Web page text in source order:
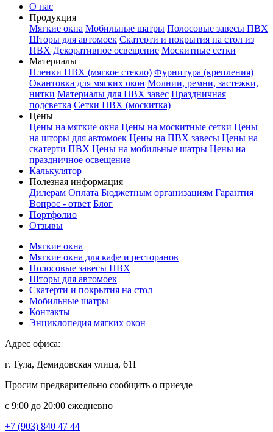
О нас
Продукция
Мягкие окна Мобильные шатры Полосовые завесы ПВХ
Шторы для автомоек Скатерти и покрытия на стол из
ПВХ Декоративное освещение Москитные сетки
Материалы
Пленки ПВХ (мягкое стекло) Фурнитура (крепления)
Окантовка для мягких окон Молнии, ремни, застежки,
нитки Материалы для ПВХ завес Праздничная
подсветка Сетки ПВХ (москитка)
Цены
Цены на мягкие окна Цены на москитные сетки Цены
на шторы для автомоек Цены на ПВХ завесы Цены на
скатерти ПВХ Цены на мобильные шатры Цены на
праздничное освещение
Калькулятор
Полезная информация
Дилерам Оплата Бюджетным организациям Гарантия
Вопрос - ответ Блог
Портфолио
Отзывы
Мягкие окна
Мягкие окна для кафе и ресторанов
Полосовые завесы ПВХ
Шторы для автомоек
Скатерти и покрытия на стол
Мобильные шатры
Контакты
Энциклопедия мягких окон
Адрес офиса:
г. Тула, Демидовская улица, 61Г
Просим предварительно сообщить о приезде
c 9:00 до 20:00 ежедневно
+7 (903) 840 47 44